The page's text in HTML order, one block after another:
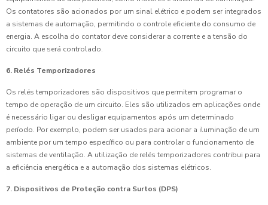
Os contatores são acionados por um sinal elétrico e podem ser integrados
a sistemas de automação, permitindo o controle eficiente do consumo de
energia. A escolha do contator deve considerar a corrente e a tensão do
circuito que será controlado.
6. Relés Temporizadores
Os relés temporizadores são dispositivos que permitem programar o
tempo de operação de um circuito. Eles são utilizados em aplicações onde
é necessário ligar ou desligar equipamentos após um determinado
período. Por exemplo, podem ser usados para acionar a iluminação de um
ambiente por um tempo específico ou para controlar o funcionamento de
sistemas de ventilação. A utilização de relés temporizadores contribui para
a eficiência energética e a automação dos sistemas elétricos.
7. Dispositivos de Proteção contra Surtos (DPS)